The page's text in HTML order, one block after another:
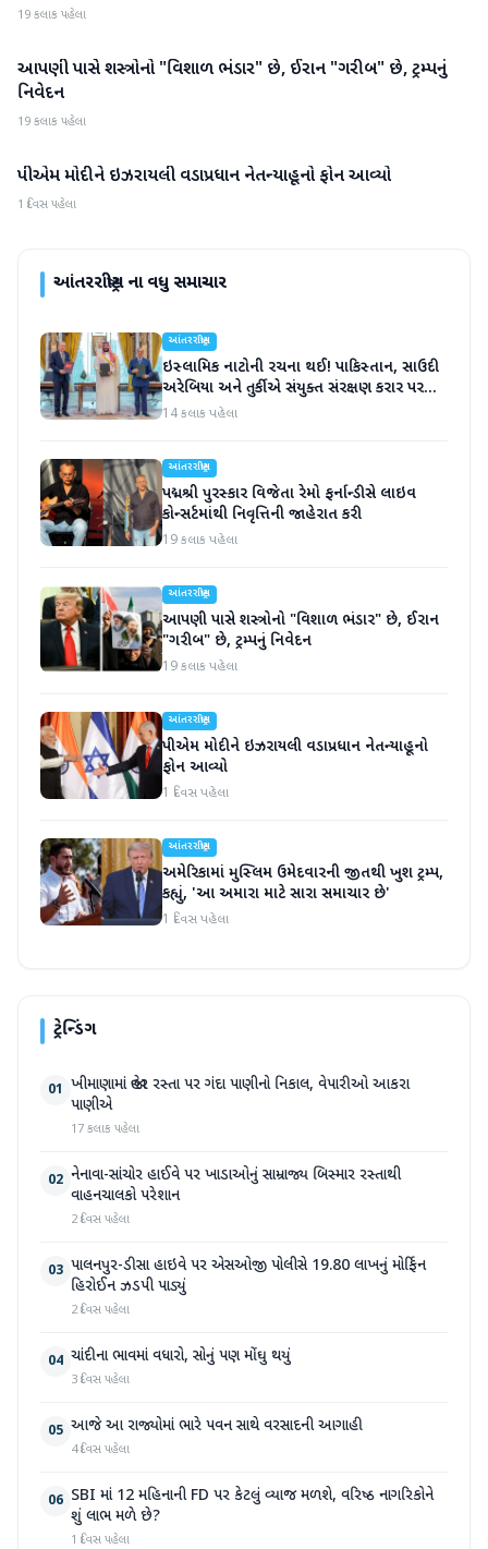
19 કલાક પહેલા
આંતરરાષ્ટ્રીય
આપણી પાસે શસ્ત્રોનો "વિશાળ ભંડાર" છે, ઈરાન "ગરીબ" છે, ટ્રમ્પનું
નિવેદન
19 કલાક પહેલા
આંતરરાષ્ટ્રીય
પીએમ મોદીને ઇઝરાયલી વડાપ્રધાન નેતન્યાહૂનો ફોન આવ્યો
1 દિવસ પહેલા
આંતરરાષ્ટ્રીયના વધુ સમાચાર
આંતરરાષ્ટ્રીય
ઇસ્લામિક નાટોની રચના થઈ! પાકિસ્તાન, સાઉદી
અરેબિયા અને તુર્કીએ સંયુક્ત સંરક્ષણ કરાર પર
હસ્તાક્ષર
14 કલાક પહેલા
આંતરરાષ્ટ્રીય
પદ્મશ્રી પુરસ્કાર વિજેતા રેમો ફર્નાન્ડીસે લાઇવ
કોન્સર્ટમાંથી નિવૃત્તિની જાહેરાત કરી
19 કલાક પહેલા
આંતરરાષ્ટ્રીય
આપણી પાસે શસ્ત્રોનો "વિશાળ ભંડાર" છે, ઈરાન
"ગરીબ" છે, ટ્રમ્પનું નિવેદન
19 કલાક પહેલા
આંતરરાષ્ટ્રીય
પીએમ મોદીને ઇઝરાયલી વડાપ્રધાન નેતન્યાહૂનો
ફોન આવ્યો
1 દિવસ પહેલા
આંતરરાષ્ટ્રીય
અમેરિકામાં મુસ્લિમ ઉમેદવારની જીતથી ખુશ ટ્રમ્પ,
કહ્યું, 'આ અમારા માટે સારા સમાચાર છે'
1 દિવસ પહેલા
ટ્રેન્ડિંગ
01 ખીમાણામાં જાહેર રસ્તા પર ગંદા પાણીનો નિકાલ, વેપારીઓ આકરા
પાણીએ
17 કલાક પહેલા
02 નેનાવા-સાંચોર હાઈવે પર ખાડાઓનું સામ્રાજ્ય બિસ્માર રસ્તાથી
વાહનચાલકો પરેશાન
2 દિવસ પહેલા
03 પાલનપુર-ડીસા હાઇવે પર એસઓજી પોલીસે 19.80 લાખનું મોર્ફિન
હિરોઈન ઝડપી પાડ્યું
2 દિવસ પહેલા
04 ચાંદીના ભાવમાં વધારો, સોનું પણ મોંઘુ થયું
3 દિવસ પહેલા
05 આજે આ રાજ્યોમાં ભારે પવન સાથે વરસાદની આગાહી
4 દિવસ પહેલા
06 SBI માં 12 મહિનાની FD પર કેટલું વ્યાજ મળશે, વરિષ્ઠ નાગરિકોને
શું લાભ મળે છે?
1 દિવસ પહેલા